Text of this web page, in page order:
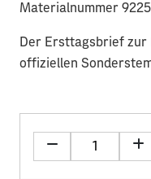
Materialnummer
Der Ersttagsbrief zur
offiziellen